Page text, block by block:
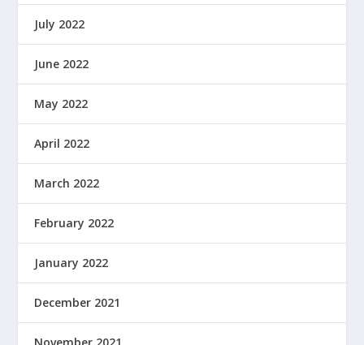
July 2022
June 2022
May 2022
April 2022
March 2022
February 2022
January 2022
December 2021